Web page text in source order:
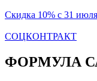
Скидка 10% с 31
СОЦКОНТРАКТ
ФОРМУЛА